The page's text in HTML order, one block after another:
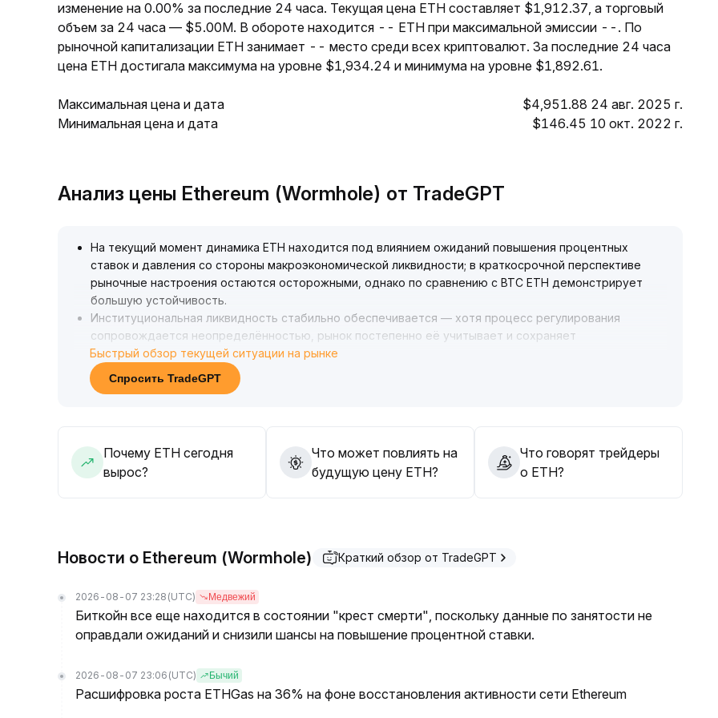
изменение на 0.00% за последние 24 часа. Текущая цена ETH составляет $1,912.37, а торговый
объем за 24 часа — $5.00M. В обороте находится -- ETH при максимальной эмиссии --. По
рыночной капитализации ETH занимает -- место среди всех криптовалют. За последние 24 часа
цена ETH достигала максимума на уровне $1,934.24 и минимума на уровне $1,892.61.
Максимальная цена и дата
$4,951.88 24 авг. 2025 г.
Минимальная цена и дата
$146.45 10 окт. 2022 г.
Анализ цены Ethereum (Wormhole) от TradeGPT
На текущий момент динамика ETH находится под влиянием ожиданий повышения процентных
ставок и давления со стороны макроэкономической ликвидности; в краткосрочной перспективе
рыночные настроения остаются осторожными, однако по сравнению с BTC ETH демонстрирует
большую устойчивость.
Институциональная ликвидность стабильно обеспечивается — хотя процесс регулирования
сопровождается неопределённостью, рынок постепенно её учитывает и сохраняет
структурированный долгосрочный спрос.
Предложение Фонда о сокращении эмиссии, если оно будет реализовано, существенно ужесточит
темпы прироста предложения; вместе с накоплением «китов» на блокчейне и ростом DeFi это
Можно рассмотреть этапное увеличение доли портфеля, динамически отслеживая развитие
ончейн-экосистемы и монетарной политики.
Быстрый обзор текущей ситуации на рынке
Спросить TradeGPT
Почему ETH сегодня
вырос?
Что может повлиять на
будущую цену ETH?
Что говорят трейдеры
о ETH?
Новости о Ethereum (Wormhole) Краткий обзор от TradeGPT
2026-08-07 23:28 (UTC) Медвежий
Биткойн все еще находится в состоянии "крест смерти", поскольку данные по занятости не
оправдали ожиданий и снизили шансы на повышение процентной ставки.
2026-08-07 23:06 (UTC) Бычий
Расшифровка роста ETHGas на 36% на фоне восстановления активности сети Ethereum